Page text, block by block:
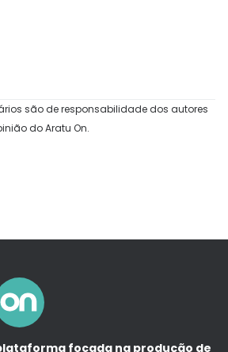
são de responsabilidade dos autores
do Aratu On.
focada na produção de